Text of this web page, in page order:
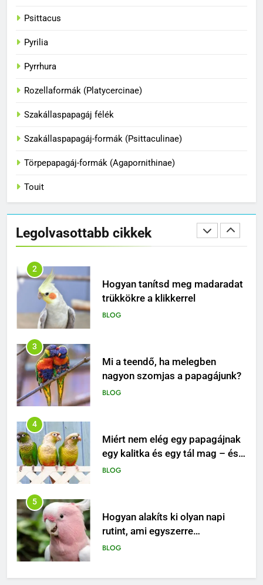
Psittacus
Pyrilia
Pyrrhura
Rozellaformák (Platycercinae)
Szakállaspapagáj félék
Szakállaspapagáj-formák (Psittaculinae)
Törpepapagáj-formák (Agapornithinae)
Touit
Legolvasottabb cikkek
36
1
kiszabadult?
BLOG
2
BLOG
3
Mi a teendő, ha melegben
nagyon szomjas a papagájunk?
BLOG
4
Miért nem elég egy papagájnak
egy kalitka és egy tál mag – és
mitől lesz igazán boldog ez a
BLOG
5
Hogyan alakíts ki olyan napi
rutint, ami egyszerre
biztonságos, ösztönző és
BLOG
6
Tudtad, hogy a papagájok
nemcsak beszélni képesek, de
rendkívül érzékenyek a gazdájuk
BLOG
7